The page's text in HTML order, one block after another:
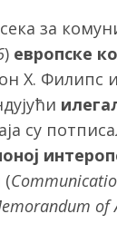
за
) европске
Х. Филипс и
су
(
of